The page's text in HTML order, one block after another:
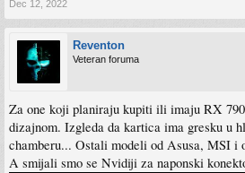
Dec 12, 2022
Reventon
Veteran foruma
Za one koji planiraju kupiti ili imaju RX
dizajnom. Izgleda da kartica ima gresku u
chamberu... Ostali modeli od Asusa, MSI i
A smijali smo se Nvidiji za naponski